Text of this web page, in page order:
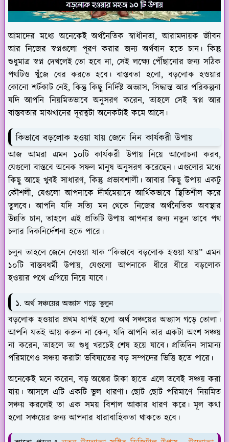
আমাদের মধ্যে অনেকেই অর্থনৈতিক স্বাধীনতা, আরামদায়ক জীবন
আর নিজের স্বপ্নগুলো পূরণ করার জন্য অর্থবান হতে চান। কিন্তু
শুধুমাত্র স্বপ্ন দেখলেই তো হবে না, সেই লক্ষ্যে পৌঁছানোর জন্য সঠিক
পথটিও খুঁজে বের করতে হবে। বাস্তবতা হলো, বড়লোক হওয়ার
কোনো শর্টকাট নেই, কিন্তু কিছু নির্দিষ্ট অভ্যাস, সিদ্ধান্ত আর পরিকল্পনা
যদি আপনি নিয়মিতভাবে অনুসরণ করেন, তাহলে সেই স্বপ্ন আর
বাস্তবতার মাঝখানের দূরত্বটা অনেকটাই কমে আসে।
কিভাবে বড়লোক হওয়া যায় জেনে নিন কার্যকরী উপায়
আজ আমরা এমন ১০টি কার্যকরী উপায় নিয়ে আলোচনা করব,
যেগুলো বাস্তবে অনেক সফল মানুষ অনুসরণ করেছেন। এগুলোর মধ্যে
কিছু আছে খুবই সাধারণ, কিন্তু প্রভাবশালী। আবার কিছু উপায় একটু
কৌশলী, যেগুলো আপনাকে দীর্ঘমেয়াদে আর্থিকভাবে স্থিতিশীল করে
তুলবে। আপনি যদি সত্যি মন থেকে নিজের অর্থনৈতিক অবস্থার
উন্নতি চান, তাহলে এই প্রতিটি উপায় আপনার জন্য নতুন ভাবে পথ
চলার দিকনির্দেশনা হতে পারে।
চলুন তাহলে জেনে নেওয়া যাক “কিভাবে বড়লোক হওয়া যায়” এমন
১০টি বাস্তবধর্মী উপায়, যেগুলো আপনাকে ধীরে ধীরে বড়লোক
হওয়ার পথে এগিয়ে নিয়ে যাবে।
১. অর্থ সঞ্চয়ের অভ্যাস গড়ে তুলুন
বড়লোক হওয়ার প্রথম ধাপই হলো অর্থ সঞ্চয়ের অভ্যাস গড়ে তোলা।
আপনি যতই আয় করুন না কেন, যদি আপনি তার একটা অংশ সঞ্চয়
না করেন, তাহলে তা শুধু খরচেই শেষ হয়ে যাবে। প্রতিদিন সামান্য
পরিমাণেও সঞ্চয় করাটা ভবিষ্যতের বড় সম্পদের ভিত্তি হতে পারে।
অনেকেই মনে করেন, বড় অঙ্কের টাকা হাতে এলে তবেই সঞ্চয় করা
যায়। আসলে এটি একটি ভুল ধারণা। ছোট ছোট পরিমাণে নিয়মিত
সঞ্চয় করলেই তা এক সময় বিশাল আকার ধারণ করে। মূল কথা
হলো সঞ্চয়ের জন্য আপনার ধারাবাহিকতা থাকতে হবে।